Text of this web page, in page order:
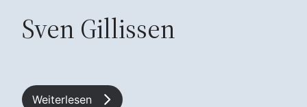
Sven Gillissen
Weiterlesen